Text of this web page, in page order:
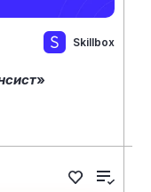
Skillbox
»